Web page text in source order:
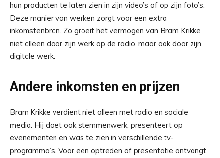
hun producten te laten zien in zijn video’s of op zijn foto’s.
Deze manier van werken zorgt voor een extra
inkomstenbron. Zo groeit het vermogen van Bram Krikke
niet alleen door zijn werk op de radio, maar ook door zijn
digitale werk.
Andere inkomsten en prijzen
Bram Krikke verdient niet alleen met radio en sociale
media. Hij doet ook stemmenwerk, presenteert op
evenementen en was te zien in verschillende tv-
programma’s. Voor een optreden of presentatie ontvangt